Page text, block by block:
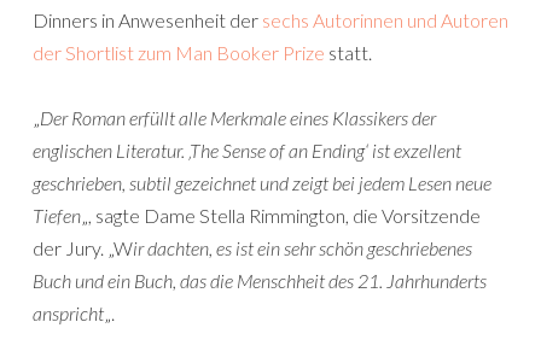
Dinners in Anwesenheit der sechs Autorinnen und Autoren
der Shortlist zum Man Booker Prize statt.
„Der Roman erfüllt alle Merkmale eines Klassikers der
englischen Literatur. ‚The Sense of an Ending‘ ist exzellent
geschrieben, subtil gezeichnet und zeigt bei jedem Lesen neue
Tiefen„, sagte Dame Stella Rimmington, die Vorsitzende
der Jury. „Wir dachten, es ist ein sehr schön geschriebenes
Buch und ein Buch, das die Menschheit des 21. Jahrhunderts
anspricht„.